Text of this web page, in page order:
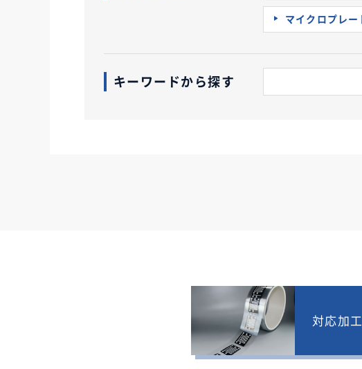
マイクロプレ
キーワードから探す
対応加